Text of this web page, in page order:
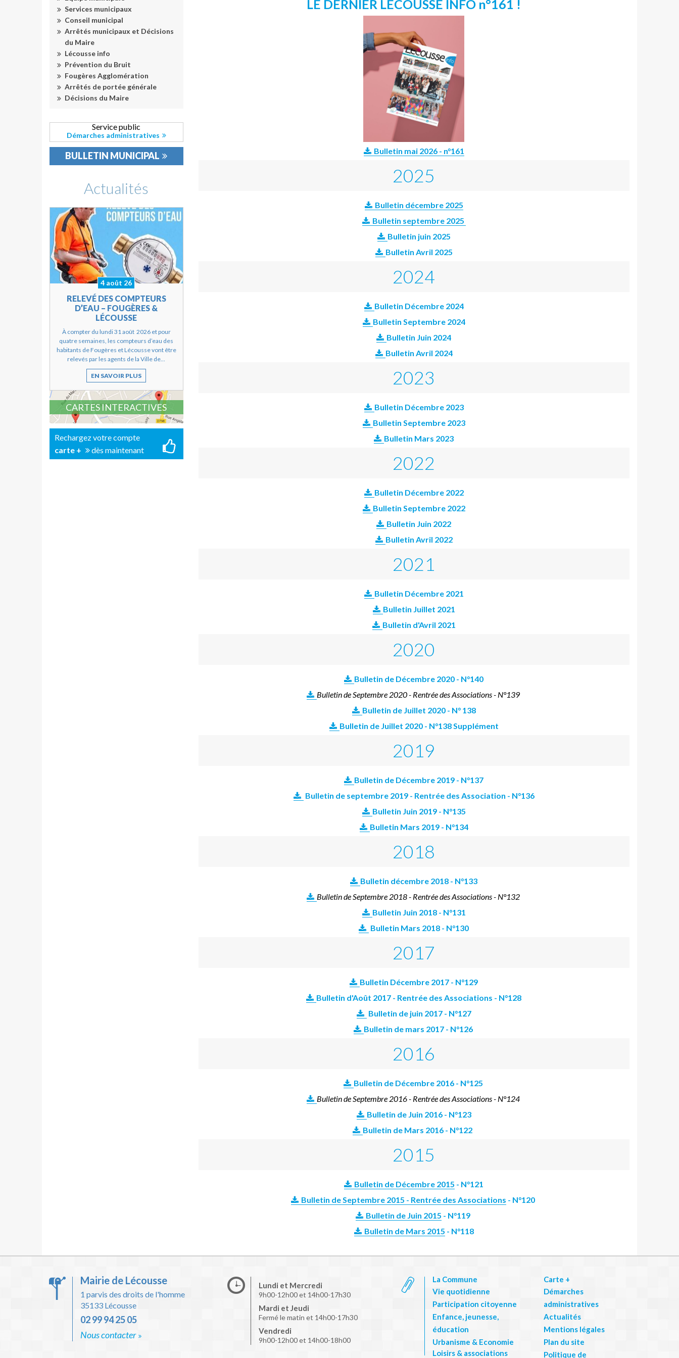
Services municipaux
Conseil municipal
Arrêtés municipaux et Décisions
du Maire
Lécousse info
Prévention du Bruit
Fougères Agglomération
Arrêtés de portée générale
Décisions du Maire
Service public
Démarches administratives
BULLETIN MUNICIPAL
Actualités
4 août 26
RELEVÉ DES COMPTEURS
D’EAU – FOUGÈRES &
LÉCOUSSE
À compter du lundi 31 août 2026 et pour
quatre semaines, les compteurs d’eau des
habitants de Fougères et Lécousse vont être
relevés par les agents de la Ville de...
EN SAVOIR PLUS
CARTES INTERACTIVES
Rechargez votre compte
carte +
dès maintenant
LE DERNIER LÉCOUSSE INFO n°161 !
Bulletin mai 2026 - n°161
2025
Bulletin décembre 2025
Bulletin septembre 2025
Bulletin juin 2025
Bulletin Avril 2025
2024
Bulletin Décembre 2024
Bulletin Septembre 2024
Bulletin Juin 2024
Bulletin Avril 2024
2023
Bulletin Décembre 2023
Bulletin Septembre 2023
Bulletin Mars 2023
2022
Bulletin Décembre 2022
Bulletin Septembre 2022
Bulletin Juin 2022
Bulletin Avril 2022
2021
Bulletin Décembre 2021
Bulletin Juillet 2021
Bulletin d'Avril 2021
2020
Bulletin de Décembre 2020 - N°140
Bulletin de Septembre 2020 - Rentrée des Associations - N°139
Bulletin de Juillet 2020- N° 138
Bulletin de Juillet 2020 - N°138Supplément
2019
Bulletin de Décembre 2019 - N°137
Bulletin de septembre 2019 - Rentrée des Association - N°136
Bulletin Juin 2019 - N°135
Bulletin Mars 2019 - N°134
2018
Bulletin décembre 2018 - N°133
Bulletin de Septembre 2018 - Rentrée des Associations - N°132
Bulletin Juin 2018 - N°131
Bulletin Mars 2018 - N°130
2017
Bulletin Décembre 2017 - N°129
Bulletin d'Août 2017 - Rentrée des Associations - N°128
Bulletin de juin 2017 - N°127
Bulletin de mars 2017 - N°126
2016
Bulletin de Décembre 2016 - N°125
Bulletin de Septembre 2016 - Rentrée des Associations - N°124
Bulletin de Juin 2016 - N°123
Bulletin de Mars 2016 - N°122
2015
Bulletin de Décembre 2015 - N°121
Bulletin de Septembre 2015 - Rentrée des Associations - N°120
Bulletin de Juin 2015 - N°119
Bulletin de Mars 2015 - N°118
Mairie de Lécousse
1 parvis des droits de l'homme
35133 Lécousse
02 99 94 25 05
Nous contacter
Lundi et Mercredi
9h00-12h00 et 14h00-17h30
Mardi et Jeudi
Fermé le matin et 14h00-17h30
Vendredi
9h00-12h00 et 14h00-18h00
La Commune
Vie quotidienne
Participation citoyenne
Enfance, jeunesse,
éducation
Urbanisme & Economie
Loisirs & associations
Carte +
Démarches
administratives
Actualités
Mentions légales
Plan du site
Politique de